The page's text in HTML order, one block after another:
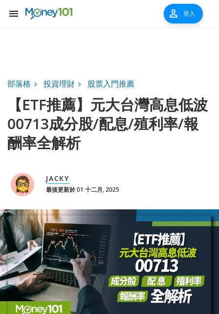
menu person 登入
部落格 投資理財 股票入門推薦
【ETF推薦】元大台灣高息低波
00713成分股/配息/殖利率/報
酬率全解析
JACKY
最後更新於 01 十二月, 2025